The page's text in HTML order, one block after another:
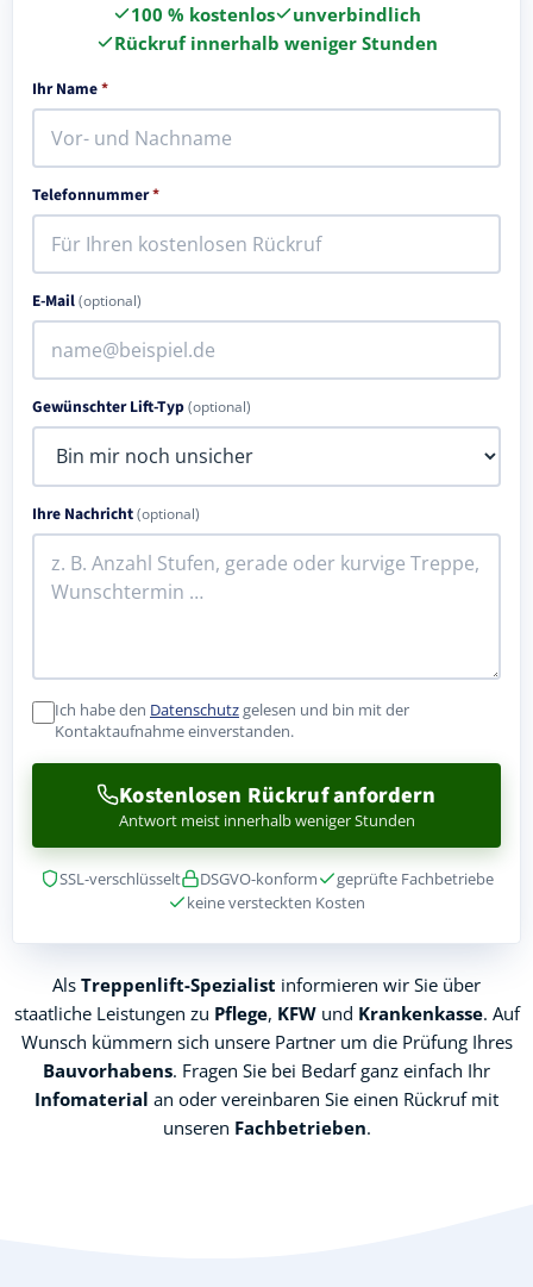
100 % kostenlos
unverbindlich
Rückruf innerhalb weniger Stunden
Ihr Name*
Telefonnummer*
E-Mail(optional)
Gewünschter Lift-Typ(optional)
Ihre Nachricht(optional)
Ich habe den Datenschutzgelesen und bin mit der
Kontaktaufnahme einverstanden.
Kostenlosen Rückruf anfordern
Antwort meist innerhalb weniger Stunden
SSL-verschlüsselt DSGVO-konform
geprüfte Fachbetriebe
keine versteckten Kosten
Als Treppenlift-Spezialist informieren wir Sie über
staatliche Leistungen zu Pflege, KFWund Krankenkasse. Auf
Wunsch kümmern sich unsere Partner um die Prüfung Ihres
Bauvorhabens. Fragen Sie bei Bedarf ganz einfach Ihr
Infomaterial an oder vereinbaren Sie einen Rückruf mit
unseren Fachbetrieben.